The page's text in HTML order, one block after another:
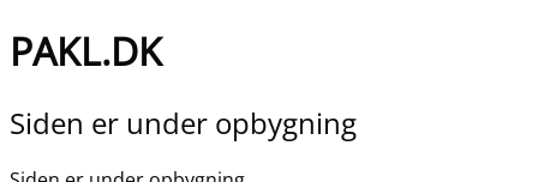
PAKL.DK
Siden er under opbygning